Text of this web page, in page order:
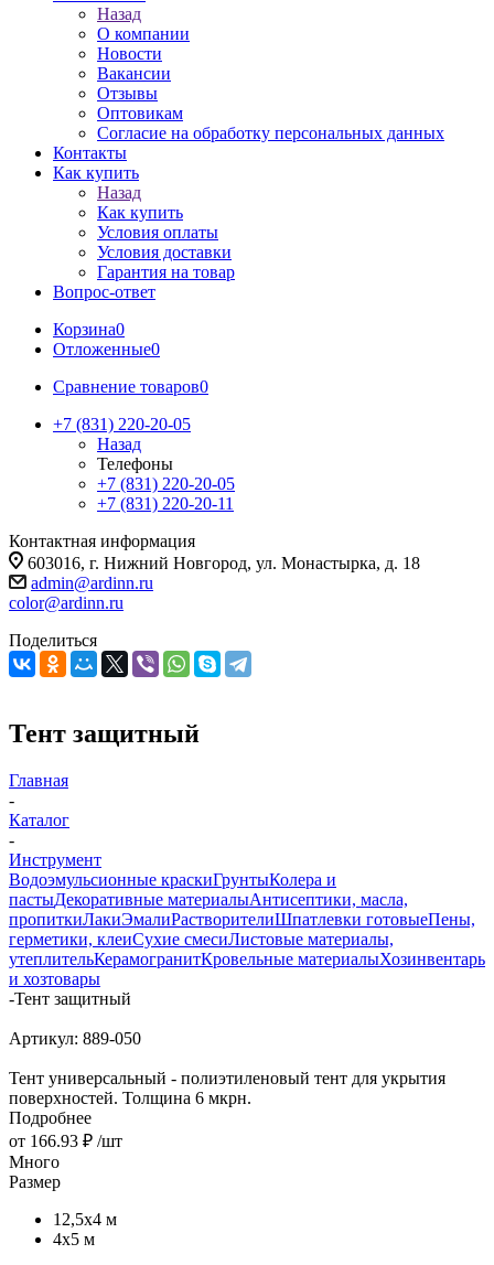
Назад
О компании
Новости
Вакансии
Отзывы
Оптовикам
Cогласие на обработку персональных данных
Контакты
Как купить
Назад
Как купить
Условия оплаты
Условия доставки
Гарантия на товар
Вопрос-ответ
Корзина0
Отложенные0
Сравнение товаров0
+7 (831) 220-20-05
Назад
Телефоны
+7 (831) 220-20-05
+7 (831) 220-20-11
Контактная информация
603016, г. Нижний Новгород, ул. Монастырка, д. 18
admin@ardinn.ru
color@ardinn.ru
Поделиться
Тент защитный
Главная
-
Каталог
-
Инструмент
Водоэмульсионные краскиГрунтыКолера и
пастыДекоративные материалыАнтисептики, масла,
пропиткиЛакиЭмалиРастворителиШпатлевки готовыеПены,
герметики, клеиСухие смесиЛистовые материалы,
утеплительКерамогранитКровельные материалыХозинвентарь
и хозтовары
-Тент защитный
Артикул: 889-050
Тент универсальный - полиэтиленовый тент для укрытия
поверхностей. Толщина 6 мкрн.
Подробнее
от 166.93 ₽ /шт
Много
Размер
12,5х4 м
4х5 м